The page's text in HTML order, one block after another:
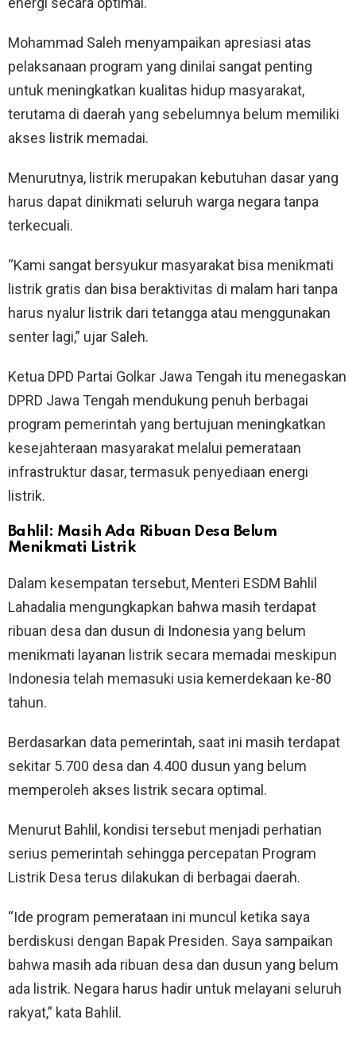
Mohammad Saleh menyampaikan apresiasi atas
pelaksanaan program yang dinilai sangat penting
untuk meningkatkan kualitas hidup masyarakat,
terutama di daerah yang sebelumnya belum memiliki
akses listrik memadai.
Menurutnya, listrik merupakan kebutuhan dasar yang
harus dapat dinikmati seluruh warga negara tanpa
terkecuali.
“Kami sangat bersyukur masyarakat bisa menikmati
listrik gratis dan bisa beraktivitas di malam hari tanpa
harus nyalur listrik dari tetangga atau menggunakan
senter lagi,” ujar Saleh.
Ketua DPD Partai Golkar Jawa Tengah itu menegaskan
DPRD Jawa Tengah mendukung penuh berbagai
program pemerintah yang bertujuan meningkatkan
kesejahteraan masyarakat melalui pemerataan
infrastruktur dasar, termasuk penyediaan energi
listrik.
Bahlil: Masih Ada Ribuan Desa Belum
Menikmati Listrik
Dalam kesempatan tersebut, Menteri ESDM Bahlil
Lahadalia mengungkapkan bahwa masih terdapat
ribuan desa dan dusun di Indonesia yang belum
menikmati layanan listrik secara memadai meskipun
Indonesia telah memasuki usia kemerdekaan ke-80
tahun.
Berdasarkan data pemerintah, saat ini masih terdapat
sekitar 5.700 desa dan 4.400 dusun yang belum
memperoleh akses listrik secara optimal.
Menurut Bahlil, kondisi tersebut menjadi perhatian
serius pemerintah sehingga percepatan Program
Listrik Desa terus dilakukan di berbagai daerah.
“Ide program pemerataan ini muncul ketika saya
berdiskusi dengan Bapak Presiden. Saya sampaikan
bahwa masih ada ribuan desa dan dusun yang belum
ada listrik. Negara harus hadir untuk melayani seluruh
rakyat,” kata Bahlil.